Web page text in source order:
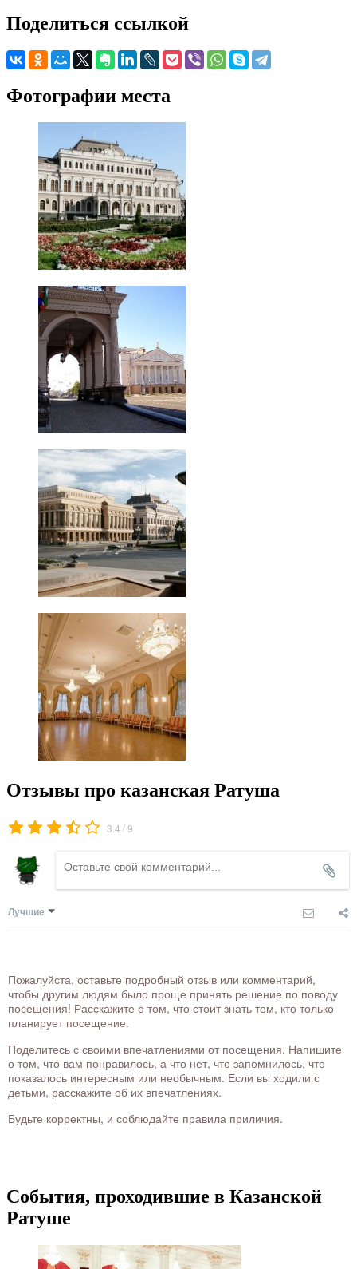
Поделиться ссылкой
Фотографии места
Отзывы про казанская Ратуша
3.4 /9
Лучшие
Пожалуйста, оставьте подробный отзыв или комментарий,
чтобы другим людям было проще принять решение по поводу
посещения! Расскажите о том, что стоит знать тем, кто только
планирует посещение.
Поделитесь с своими впечатлениями от посещения. Напишите
о том, что вам понравилось, а что нет, что запомнилось, что
показалось интересным или необычным. Если вы ходили с
детьми, расскажите об их впечатлениях.
Будьте корректны, и соблюдайте правила приличия.
События, проходившие в Казанской
Ратуше